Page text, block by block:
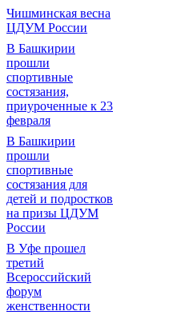
Чишминская весна
ЦДУМ России
В Башкирии
прошли
спортивные
состязания,
приуроченные к 23
февраля
В Башкирии
прошли
спортивные
состязания для
детей и подростков
на призы ЦДУМ
России
В Уфе прошел
третий
Всероссийский
форум
женственности